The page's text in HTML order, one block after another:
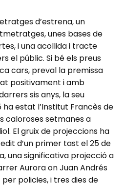
d’estrena, un
unes bases de
i una acollida i tracte
el públic. Si bé els preus
cars, preval la premissa
positivament i amb
sis anys, la seu
ha estat l’Institut Francès de
caloroses setmanes a
El gruix de projeccions ha
d’un primer tast el 25 de
una significativa projecció a
Aurora on Juan Andrés
policies, i tres dies de